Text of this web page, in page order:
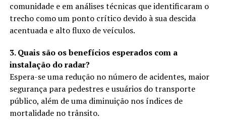
comunidade e em análises técnicas que identificaram o
trecho como um ponto crítico devido à sua descida
acentuada e alto fluxo de veículos.
3. Quais são os benefícios esperados com a
instalação do radar?
Espera-se uma redução no número de acidentes, maior
segurança para pedestres e usuários do transporte
público, além de uma diminuição nos índices de
mortalidade no trânsito.